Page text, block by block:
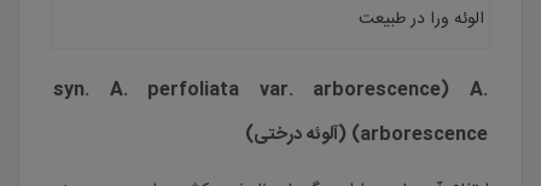
الوئه ورا در طبیعت
syn. A. perfoliata var. arborescence) A.
arborescence) (آلوئه درختی)